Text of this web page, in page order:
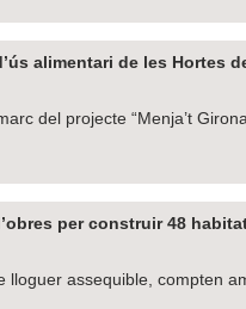
alimentari de les Hortes
del projecte “Menja’t
per construir 48
lloguer assequible, compten